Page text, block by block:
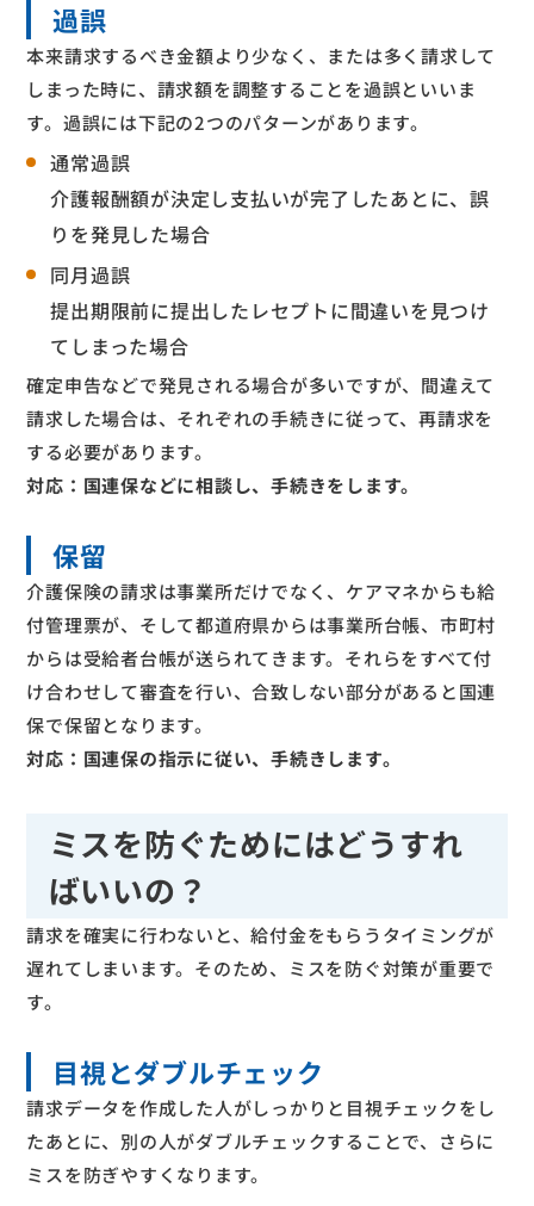
過誤
本来請求するべき金額より少なく、または多く請求して
しまった時に、請求額を調整することを過誤といいま
す。過誤には下記の2つのパターンがあります。
通常過誤
介護報酬額が決定し支払いが完了したあとに、誤
りを発見した場合
同月過誤
提出期限前に提出したレセプトに間違いを見つけ
てしまった場合
確定申告などで発見される場合が多いですが、間違えて
請求した場合は、それぞれの手続きに従って、再請求を
する必要があります。
対応：国連保などに相談し、手続きをします。
保留
介護保険の請求は事業所だけでなく、ケアマネからも給
付管理票が、そして都道府県からは事業所台帳、市町村
からは受給者台帳が送られてきます。それらをすべて付
け合わせして審査を行い、合致しない部分があると国連
保で保留となります。
対応：国連保の指示に従い、手続きします。
ミスを防ぐためにはどうすれ
ばいいの？
請求を確実に行わないと、給付金をもらうタイミングが
遅れてしまいます。そのため、ミスを防ぐ対策が重要で
す。
目視とダブルチェック
請求データを作成した人がしっかりと目視チェックをし
たあとに、別の人がダブルチェックすることで、さらに
ミスを防ぎやすくなります。